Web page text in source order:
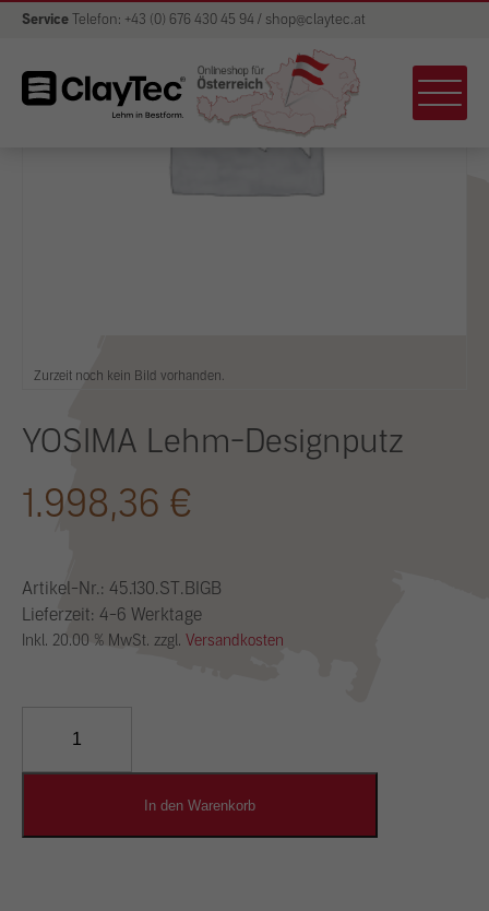
Service Telefon: +43 (0) 676 430 45 94 / shop@claytec.at
Zurzeit noch kein Bild vorhanden.
YOSIMA Lehm-Designputz
1.998,36 €
Artikel-Nr.: 45.130.ST.BIGB
Lieferzeit: 4-6 Werktage
Inkl. 20.00 % MwSt. zzgl. Versandkosten
Designputz
In den Warenkorb